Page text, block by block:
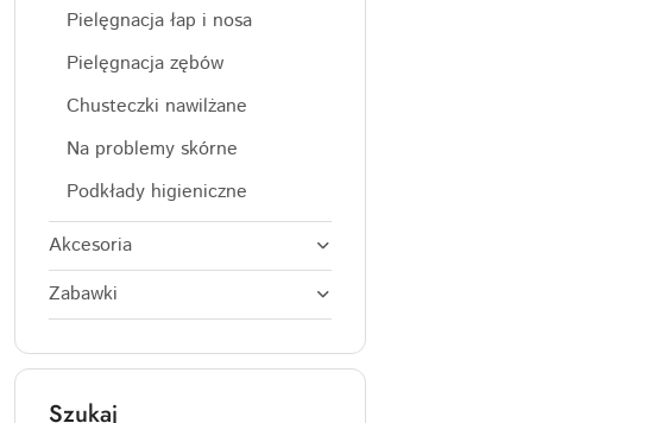
Pielęgnacja łap i nosa
Pielęgnacja zębów
Chusteczki nawilżane
Na problemy skórne
Podkłady higieniczne
Akcesoria
Zabawki
Szukaj